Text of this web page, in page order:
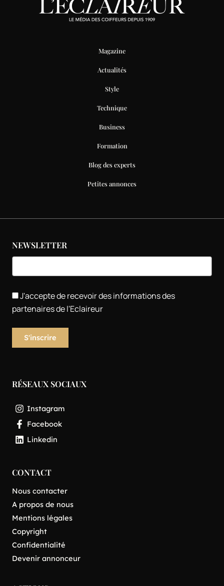
Magazine
Actualités
Style
Technique
Business
Formation
Blog des experts
Petites annonces
NEWSLETTER
J'accepte de recevoir des informations des
partenaires de l'Eclaireur
RÉSEAUX SOCIAUX
Instagram
Facebook
Linkedin
CONTACT
Nous contacter
A propos de nous
Mentions légales
Copyright
Confidentialité
Devenir annonceur